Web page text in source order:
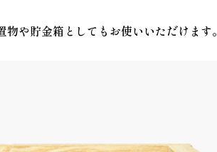
や貯金箱としてもお使いいただけます。